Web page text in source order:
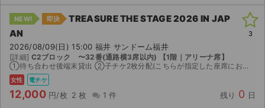
NEW! 即決
TREASURE THE STAGE 2026 IN JAP
AN
2026/08/09(日) 15:00 福井 サンドーム福井
[詳細] C2ブロック 〜32番(通路横3席以内) 【1階｜アリーナ席】
①待ち合わせ後端末貸出 ②子チケ2枚分配(こちらが指定した座席にお座りいただきます。分配するチケットはお座りいただく座席と異なる場合がございます。) 上記いずれかでの譲渡です。 公演中止以外の返...
女性 電チケ
12,000 円/枚 2 枚 1 件 残り 0 日
3